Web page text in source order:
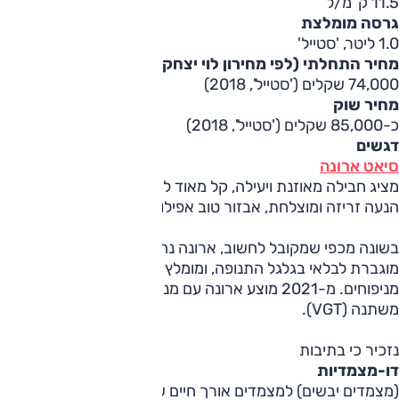
גרסה מומלצת
1.0 ליטר, 'סטייל'
מחיר התחלתי (לפי מחירון לוי יצחק)
74,000 שקלים ('סטייל', 2018)
מחיר שוק
כ-85,000 שקלים ('סטייל', 2018)
דגשים
סיאט ארונה
מציג חבילה מאוזנת ויעילה, קל מאוד לאהוב אותו – מרחב
הנעה זריזה ומוצלחת, אבזור טוב אפילו ברמת הגימור
מוגברת לבלאי בגלגל התנופה, ומומלץ לשים לב למצב תושבות
משתנה (VGT).
נזכיר כי בתיבות
דו-מצמדיות